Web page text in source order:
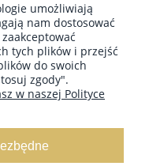
OCZKAMI
umożliwiają
nam dostosować
tych plików i przejść
do swoich
zgody".
w naszej Polityce